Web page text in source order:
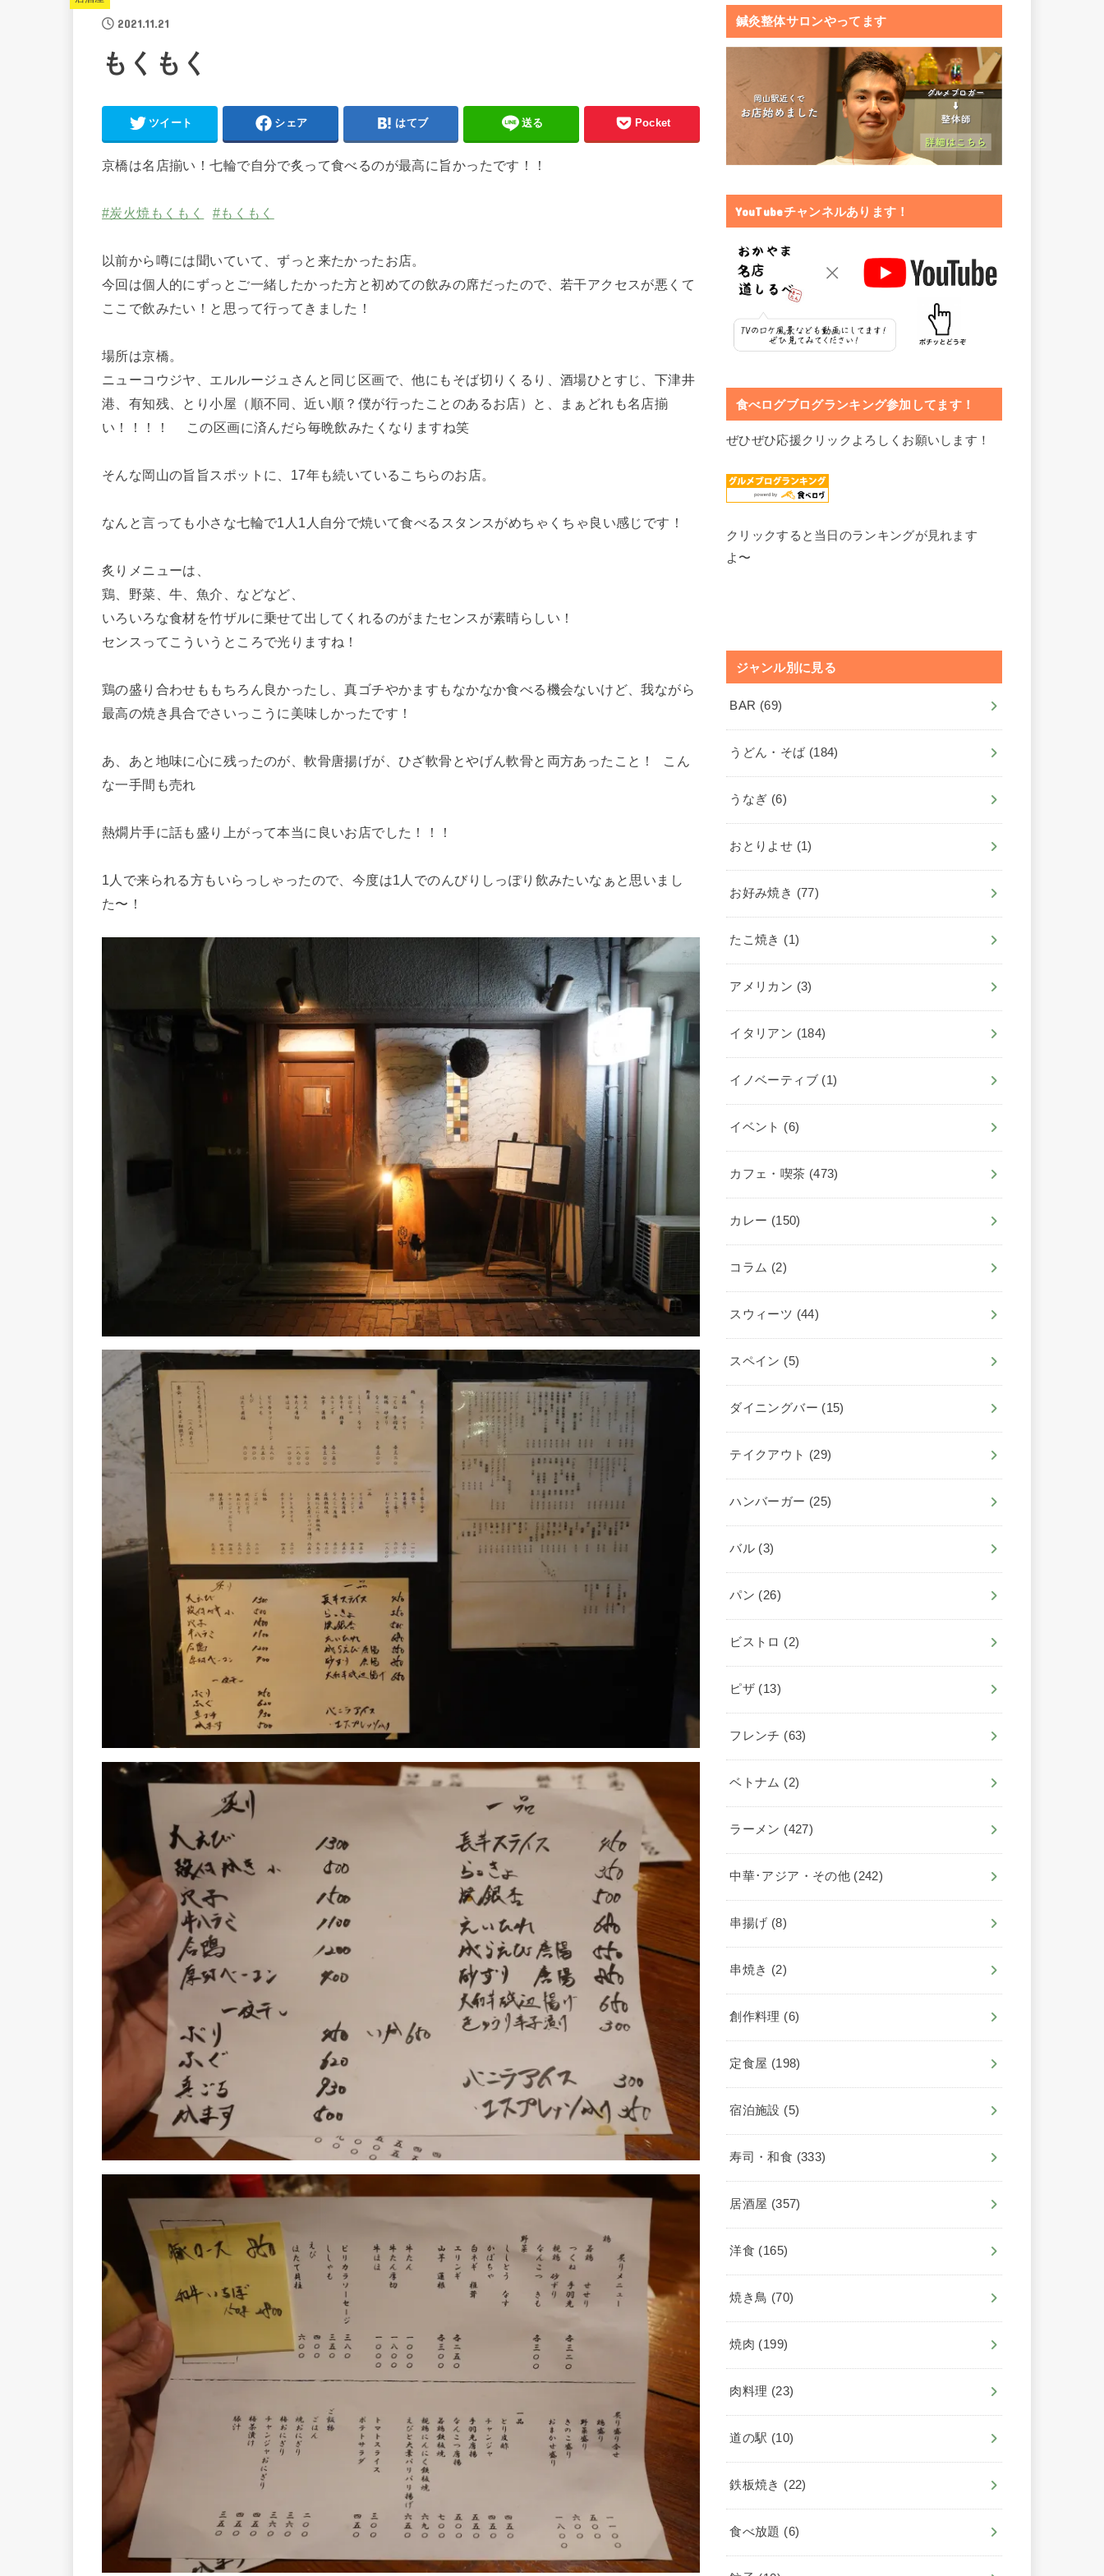
2021.11.21
もくもく
ツイート シェア はてブ 送る Pocket
京橋は名店揃い！七輪で自分で炙って食べるのが最高に旨かったです！！
#炭火焼もくもく #もくもく
以前から噂には聞いていて、ずっと来たかったお店。
今回は個人的にずっとご一緒したかった方と初めての飲みの席だったので、若干アクセスが悪くて
ここで飲みたい！と思って行ってきました！
場所は京橋。
ニューコウジヤ、エルルージュさんと同じ区画で、他にもそば切りくるり、酒場ひとすじ、下津井
港、有知残、とり小屋（順不同、近い順？僕が行ったことのあるお店）と、まぁどれも名店揃
い！！！！ この区画に済んだら毎晩飲みたくなりますね笑
そんな岡山の旨旨スポットに、17年も続いているこちらのお店。
なんと言っても小さな七輪で1人1人自分で焼いて食べるスタンスがめちゃくちゃ良い感じです！
炙りメニューは、
鶏、野菜、牛、魚介、などなど、
いろいろな食材を竹ザルに乗せて出してくれるのがまたセンスが素晴らしい！
センスってこういうところで光りますね！
鶏の盛り合わせももちろん良かったし、真ゴチやかますもなかなか食べる機会ないけど、我ながら
最高の焼き具合でさいっこうに美味しかったです！
あ、あと地味に心に残ったのが、軟骨唐揚げが、ひざ軟骨とやげん軟骨と両方あったこと！ こん
な一手間も売れ
熱燗片手に話も盛り上がって本当に良いお店でした！！！
1人で来られる方もいらっしゃったので、今度は1人でのんびりしっぽり飲みたいなぁと思いまし
た〜！
鍼灸整体サロンやってます
YouTubeチャンネルあります！
食べログブログランキング参加してます！
ぜひぜひ応援クリックよろしくお願いします！
クリックすると当日のランキングが見れます
よ〜
ジャンル別に見る
BAR (69)
うどん・そば (184)
うなぎ (6)
おとりよせ (1)
お好み焼き (77)
たこ焼き (1)
アメリカン (3)
イタリアン (184)
イノベーティブ (1)
イベント (6)
カフェ・喫茶 (473)
カレー (150)
コラム (2)
スウィーツ (44)
スペイン (5)
ダイニングバー (15)
テイクアウト (29)
ハンバーガー (25)
バル (3)
パン (26)
ビストロ (2)
ピザ (13)
フレンチ (63)
ベトナム (2)
ラーメン (427)
中華･アジア・その他 (242)
串揚げ (8)
串焼き (2)
創作料理 (6)
定食屋 (198)
宿泊施設 (5)
寿司・和食 (333)
居酒屋 (357)
洋食 (165)
焼き鳥 (70)
焼肉 (199)
肉料理 (23)
道の駅 (10)
鉄板焼き (22)
食べ放題 (6)